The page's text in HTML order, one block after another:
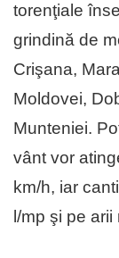
torenţiale
grindină de
Crişana,
Moldovei,
Munteniei.
vânt vor
km/h, iar
l/mp şi pe